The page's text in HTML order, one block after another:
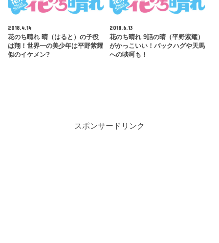
2018.4.14
花のち晴れ 晴（はると）の子役
は翔！世界一の美少年は平野紫耀
似のイケメン?
2018.6.13
花のち晴れ 9話の晴（平野紫耀）
がかっこいい！バックハグや天馬
への啖呵も！
スポンサードリンク